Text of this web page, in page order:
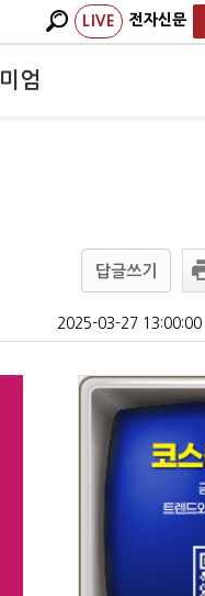
LIVE 전자신문
엄
답글쓰기
2025-03-27 13:00:00